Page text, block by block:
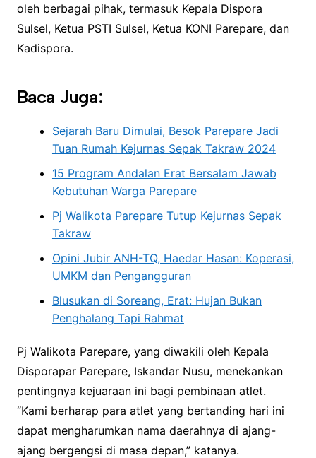
oleh berbagai pihak, termasuk Kepala Dispora
Sulsel, Ketua PSTI Sulsel, Ketua KONI Parepare, dan
Kadispora.
Baca Juga:
Sejarah Baru Dimulai, Besok Parepare Jadi
Tuan Rumah Kejurnas Sepak Takraw 2024
15 Program Andalan Erat Bersalam Jawab
Kebutuhan Warga Parepare
Pj Walikota Parepare Tutup Kejurnas Sepak
Takraw
Opini Jubir ANH-TQ, Haedar Hasan: Koperasi,
UMKM dan Pengangguran
Blusukan di Soreang, Erat: Hujan Bukan
Penghalang Tapi Rahmat
Pj Walikota Parepare, yang diwakili oleh Kepala
Disporapar Parepare, Iskandar Nusu, menekankan
pentingnya kejuaraan ini bagi pembinaan atlet.
“Kami berharap para atlet yang bertanding hari ini
dapat mengharumkan nama daerahnya di ajang-
ajang bergengsi di masa depan,” katanya.